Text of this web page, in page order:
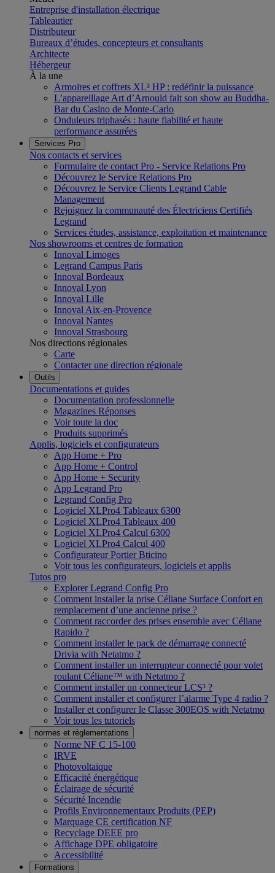
Entreprise d'installation électrique
Tableautier
Distributeur
Bureaux d’études, concepteurs et consultants
Architecte
Hébergeur
À la une
Armoires et coffrets XL³ HP : redéfinir la puissance
L’appareillage Art d’Arnould fait son show au Buddha-
Bar du Casino de Monte-Carlo
Onduleurs triphasés : haute fiabilité et haute
performance assurées
Services Pro
Nos contacts et services
Formulaire de contact Pro - Service Relations Pro
Découvrez le Service Relations Pro
Découvrez le Service Clients Legrand Cable
Management
Rejoignez la communauté des Électriciens Certifiés
Legrand
Services études, assistance, exploitation et maintenance
Nos showrooms et centres de formation
Innoval Limoges
Legrand Campus Paris
Innoval Bordeaux
Innoval Lyon
Innoval Lille
Innoval Aix-en-Provence
Innoval Nantes
Innoval Strasbourg
Nos directions régionales
Carte
Contacter une direction régionale
Outils
Documentations et guides
Documentation professionnelle
Magazines Réponses
Voir toute la doc
Produits supprimés
Applis, logiciels et configurateurs
App Home + Pro
App Home + Control
App Home + Security
App Legrand Pro
Legrand Config Pro
Logiciel XLPro4 Tableaux 6300
Logiciel XLPro4 Tableaux 400
Logiciel XLPro4 Calcul 6300
Logiciel XLPro4 Calcul 400
Configurateur Portier Bticino
Voir tous les configurateurs, logiciels et applis
Tutos pro
Explorer Legrand Config Pro
Comment installer la prise Céliane Surface Confort en
remplacement d’une ancienne prise ?
Comment raccorder des prises ensemble avec Céliane
Rapido ?
Comment installer le pack de démarrage connecté
Drivia with Netatmo ?
Comment installer un interrupteur connecté pour volet
roulant Céliane™ with Netatmo ?
Comment installer un connecteur LCS³ ?
Comment installer et configurer l’alarme Type 4 radio ?
Installer et configurer le Classe 300EOS with Netatmo
Voir tous les tutoriels
normes et réglementations
Norme NF C 15-100
IRVE
Photovoltaïque
Efficacité énergétique
Éclairage de sécurité
Sécurité Incendie
Profils Environnementaux Produits (PEP)
Marquage CE certification NF
Recyclage DEEE pro
Affichage DPE obligatoire
Accessibilité
Formations